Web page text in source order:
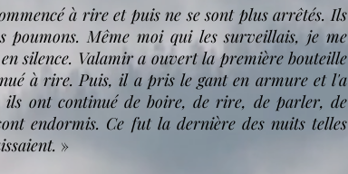
à rire et puis ne se sont plus arrêtés. Ils
poumons. Même moi qui les surveillais, je me
silence. Valamir a ouvert la première bouteille
à rire. Puis, il a pris le gant en armure et l'a
ils ont continué de boire, de rire, de parler, de
endormis. Ce fut la dernière des nuits telles
»